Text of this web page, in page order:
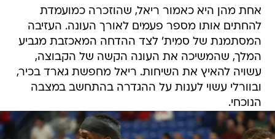
אחת מהן היא כאמור ריאל, שהוזכרה כמועמדת
להחתים אותו מספר פעמים לאורך העונה. העזיבה
המסתמנת של סמית' לצד ההדחה המאכזבת מגביע
המלך, שהמשיכה את העונה הקשה של הקבוצה,
עשויה להאיץ את השיחות. ריאל מחפשת גארד בכיר,
ובוורלי עשוי לענות על ההגדרה בהתחשב במצבה
הנוכחי.